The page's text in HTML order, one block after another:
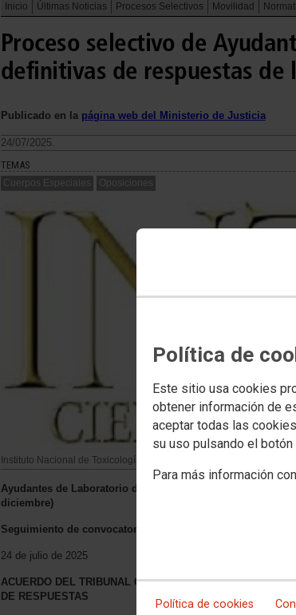
Política de
Este sitio usa cookies
obtener información de
aceptar todas las
su uso pulsando el
Para más información
Política de cookies
Inicio Últimas Noticias Procesos Selectivos Movilidad
Proceso selectivo de
definitivas de respuestas de
Publicado en la página web del Ministerio de Justicia
24/07/2025.
TEMAS
Cuerpos Especiales Oposiciones
Instituto Nacional de Toxicología y Ciencias Forenses
Ayudantes de Laboratorio del INTCF, acceso libre, Orden
diciembre)
Seguimiento de convocatoria
24 de julio de 2025
ACUERDO DEL TRIBUNAL CALIFICADOR ÚNICO POR EL
DE RESPUESTAS